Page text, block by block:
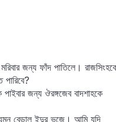
জন্য ফাঁদ পাতিলে।
জন্য ঔরঙ্গজেব বাদশাহকে
বেড়াল ইন্দুর ভজে। আমি যদি